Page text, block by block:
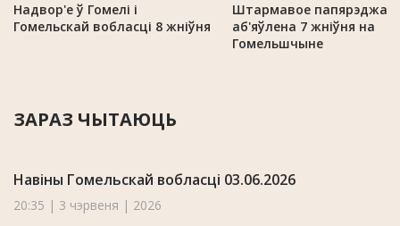
Надвор'е ў Гомелі і
Гомельскай вобласці 8 жніўня
Штармавое
аб'яўлена 7 жніўня на
Гомельшчыне
ЗАРАЗ ЧЫТАЮЦЬ
Навіны Гомельскай вобласці 03.06.2026
20:35 | 3 чэрвеня | 2026